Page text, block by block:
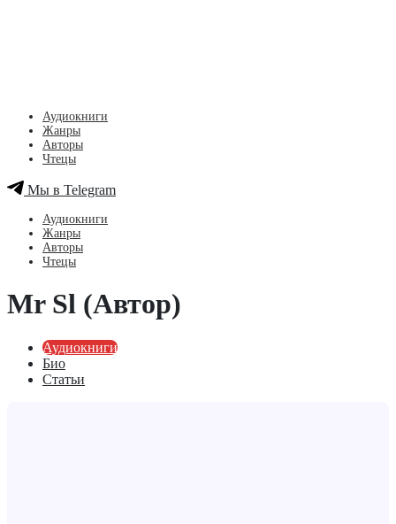
Аудиокниги
Жанры
Авторы
Чтецы
Мы в Telegram
Аудиокниги
Жанры
Авторы
Чтецы
Mr Sl (Автор)
Аудиокниги
Био
Статьи